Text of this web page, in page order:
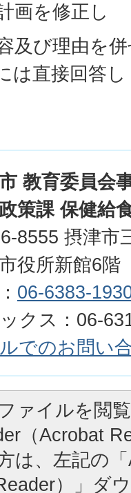
画を修正し
及び理由を
は直接回答し
教育委員会
策課 保健給
8555 摂津市
役所新館6階
06-6383-
クス：06-
でのお問い
ァイルを閲
（Acrobat
は、左記の
）」ダ